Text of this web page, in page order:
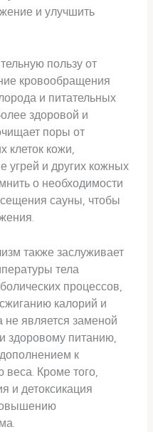
и улучшить
пользу от
кровообращения
и питательных
здоровой и
поры от
клеток кожи,
угрей и других кожных
о необходимости
сауны, чтобы
также заслуживает
тела
процессов,
калорий и
является заменой
здоровому питанию,
к
веса. Кроме того,
и детоксикация